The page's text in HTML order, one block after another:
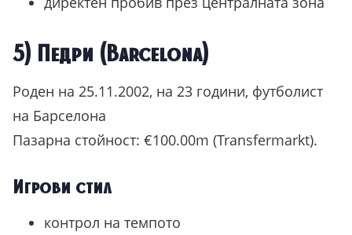
5) Педри (Barcelona)
Роден на 25.11.2002, на 23 години, футболист
на Барселона
Пазарна стойност: €100.00m (Transfermarkt).
Игрови стил
контрол на темпото